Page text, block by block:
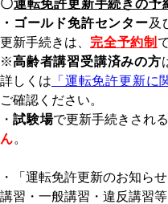
〇運転免許更新手続きの予
・ゴールド免許センター及
更新手続きは、 完全予約制
※高齢者講習受講済みの方
詳しくは 「運転免許更新に
ご確認ください。
・ 試験場で更新手続きされ
ん。
・「運転免許更新のお知ら
講習・一般講習・違反講習